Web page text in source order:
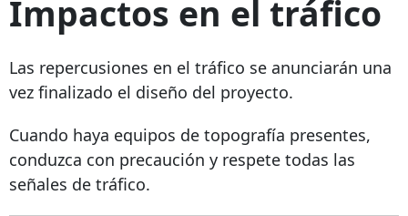
Impactos en el tráfico
Las repercusiones en el tráfico se anunciarán una
vez finalizado el diseño del proyecto.
Cuando haya equipos de topografía presentes,
conduzca con precaución y respete todas las
señales de tráfico.